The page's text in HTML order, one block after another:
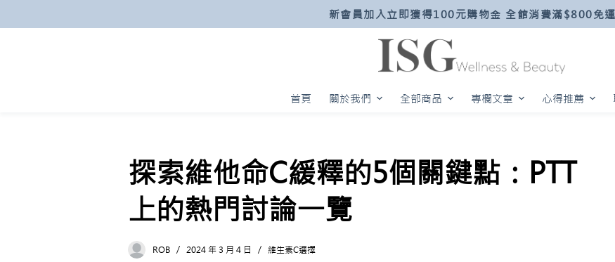
新會員加入立即獲得100元購物金 全館消費滿$800免運
首頁 關於我們 全部商品 專欄文章 心得推薦
探索維他命C緩釋的5個關鍵點：PTT
上的熱門討論一覽
ROB 2024 年 3 月 4 日 維生素C選擇